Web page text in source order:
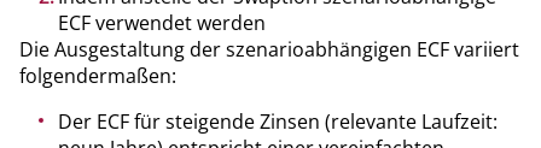
ECF verwendet werden
Die Ausgestaltung der szenarioabhängigen ECF variiert
folgendermaßen:
Der ECF für steigende Zinsen (relevante Laufzeit: